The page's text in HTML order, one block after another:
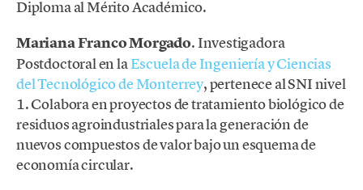
Diploma al Mérito Académico.
Mariana Franco Morgado. Investigadora
Postdoctoral en laEscuela de Ingeniería y Ciencias
del Tecnológico de Monterrey, pertenece al SNI nivel
1. Colabora en proyectos de tratamiento biológico de
residuos agroindustriales para la generación de
nuevos compuestos de valor bajo un esquema de
economía circular.